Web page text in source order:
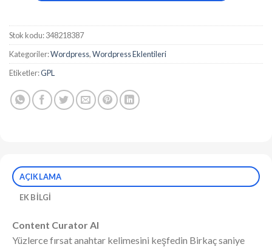
Stok kodu:348218387
Kategoriler:Wordpress,Wordpress Eklentileri
Etiketler:GPL
AÇIKLAMA
EK BILGI
Content Curator AI
Yüzlerce fırsat anahtar kelimesini keşfedin Birkaç saniye